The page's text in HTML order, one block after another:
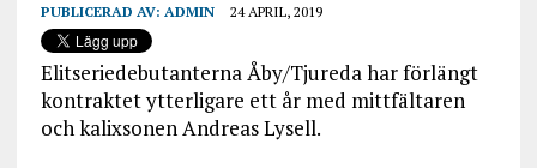
PUBLICERAD AV: ADMIN 24 APRIL, 2019
Elitseriedebutanterna Åby/Tjureda har förlängt
kontraktet ytterligare ett år med mittfältaren
och kalixsonen Andreas Lysell.